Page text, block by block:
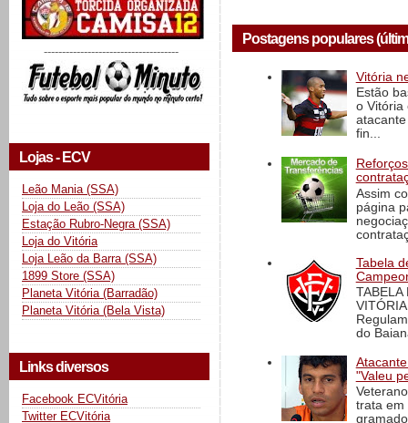
-------------------------------------
Lojas - ECV
Leão Mania (SSA)
Loja do Leão (SSA)
Estação Rubro-Negra (SSA)
Loja do Vitória
Loja Leão da Barra (SSA)
1899 Store (SSA)
Planeta Vitória (Barradão)
Planeta Vitória (Bela Vista)
Links diversos
Facebook ECVitória
Twitter ECVitória
Postagens populares
Vitória
Estão
o Vitória
fin...
Assim
página
Tabela
TABELA
do
"Valeu
trata em